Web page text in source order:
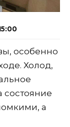
особенно
Холод,
состояние
а